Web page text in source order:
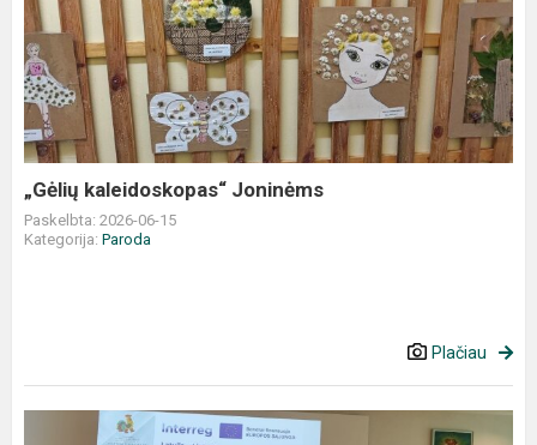
kaleidoskopas“
Joninėms
„Gėlių kaleidoskopas“ Joninėms
Paskelbta: 2026-06-15
Kategorija: Paroda
Plačiau